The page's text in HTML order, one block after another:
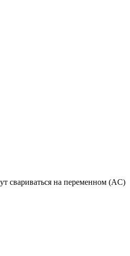
свариваться на переменном (AC)